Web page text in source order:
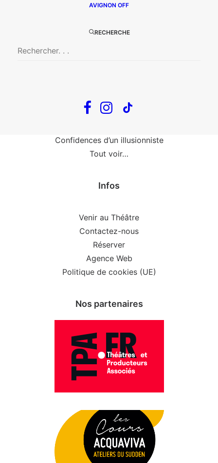
AVIGNON OFF
RECHERCHE
La Zone Indigo
Fin, fin et fin
The Loop
Confidences d’un illusionniste
Tout voir…
Infos
Venir au Théâtre
Contactez-nous
Réserver
Agence Web
Politique de cookies (UE)
Nos partenaires